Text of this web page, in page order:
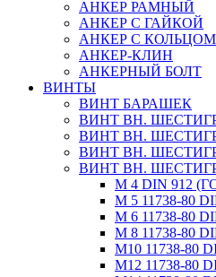
АНКЕР РАМНЫЙ
АНКЕР С ГАЙКОЙ
АНКЕР С
АНКЕР-КЛИН
АНКЕРНЫЙ БОЛТ
ВИНТЫ
ВИНТ БАРАШЕК
ВИНТ ВН.
ВИНТ ВН.
ВИНТ ВН.
ВИНТ ВН.
М 4 DIN 912
М 5 11738-80
М 6 11738-80
М 8 11738-80
М10 11738-80
М12 11738-80